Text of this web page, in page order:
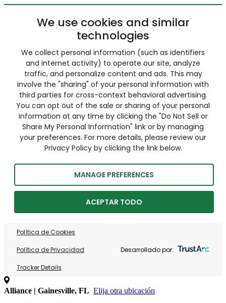
We use cookies and similar
technologies
We collect personal information (such as identifiers
and internet activity) to operate our site, analyze
traffic, and personalize content and ads. This may
involve the "sharing" of your personal information with
third parties for cross-context behavioral advertising.
You can opt out of the sale or sharing of your personal
information at any time by clicking the "Do Not Sell or
Share My Personal Information" link or by managing
your preferences. For more details, please review our
Privacy Policy by clicking the link below.
MANAGE PREFERENCES
ACEPTAR TODO
Política de Cookies
Política de Privacidad
Tracker Details
Desarrollado por:
Alliance | Gainesville, FL Elija otra ubicación